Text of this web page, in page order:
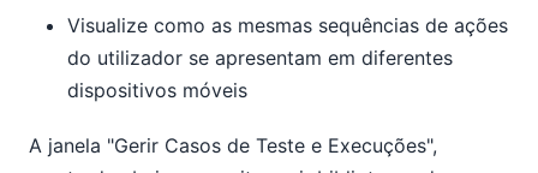
Visualize como as mesmas sequências de ações
do utilizador se apresentam em diferentes
dispositivos móveis
A janela "Gerir Casos de Teste e Execuções",